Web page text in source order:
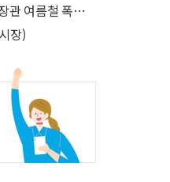
2026.08.03.정은경 보건복지부 장관 여름철 폭염 취약계층 보호대책(드론 예찰) 현장방문(김범수 부시장)
장)